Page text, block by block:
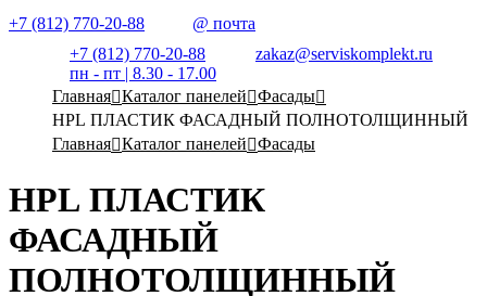
+7 (812) 770-20-88
@ почта
+7 (812) 770-20-88
zakaz@serviskomplekt.ru
пн - пт | 8.30 - 17.00
Главная Каталог панелей
Фасады
HPL ПЛАСТИК ФАСАДНЫЙ ПОЛНОТОЛЩИННЫЙ
Главная Каталог панелей Фасады
HPL ПЛАСТИК
ФАСАДНЫЙ
ПОЛНОТОЛЩИННЫЙ